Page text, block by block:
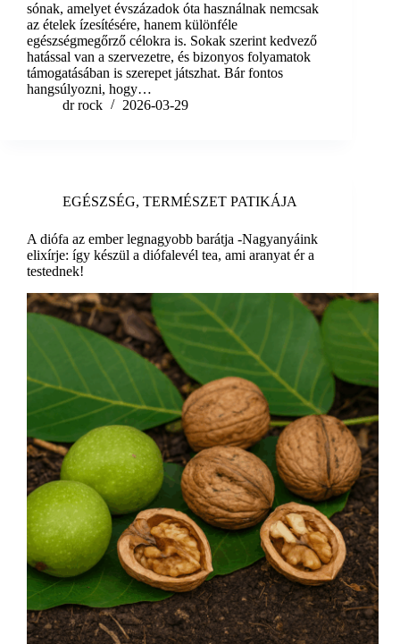
sónak, amelyet évszázadok óta használnak nemcsak
az ételek ízesítésére, hanem különféle
egészségmegőrző célokra is. Sokak szerint kedvező
hatással van a szervezetre, és bizonyos folyamatok
támogatásában is szerepet játszhat. Bár fontos
hangsúlyozni, hogy…
dr rock
2026-03-29
EGÉSZSÉG, TERMÉSZET PATIKÁJA
A diófa az ember legnagyobb barátja -Nagyanyáink
elixírje: így készül a diófalevél tea, ami aranyat ér a
testednek!